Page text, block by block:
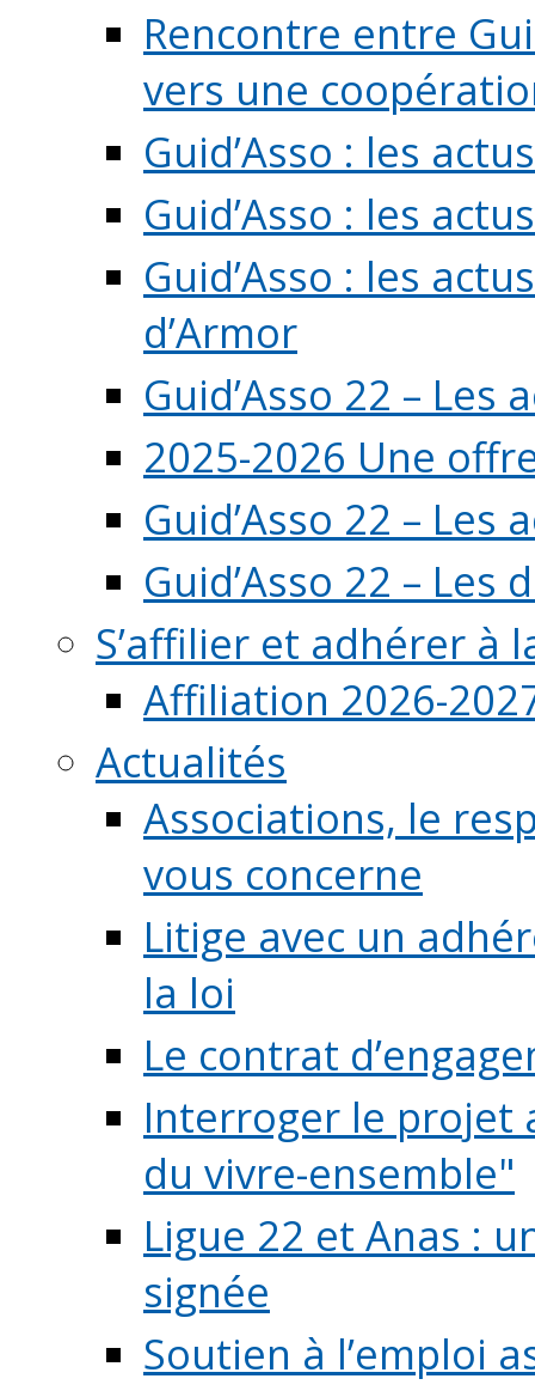
Rencontre entre
vers une
Guid’Asso : les
Guid’Asso : les
Guid’Asso : les
d’Armor
Guid’Asso 22 – Les
2025-2026 Une
Guid’Asso 22 –
Guid’Asso 22 – Les
S’affilier et adhérer à
Affiliation 2026-
Actualités
Associations, le
vous concerne
Litige avec un
la loi
Le contrat
Interroger le projet
du vivre-ensemble"
Ligue 22 et Anas :
signée
Soutien à l’emploi